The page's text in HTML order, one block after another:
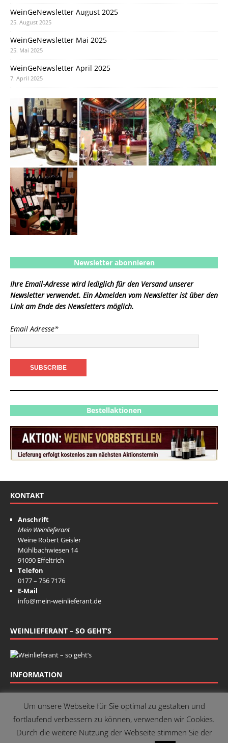
WeinGeNewsletter August 2025
25. August 2025
WeinGeNewsletter Mai 2025
25. Mai 2025
WeinGeNewsletter April 2025
7. April 2025
Newsletter abonnieren
Ihre Email-Adresse wird lediglich für den Versand unserer
Newsletter verwendet. Ein Abmelden vom Newsletter ist über den
Link am Ende des Newsletters möglich.
Email Adresse*
Bestellaktionen
KONTAKT
Anschrift
Mein Weinlieferant
Weine Robert Geisler
Mühlbachwiesen 14
91090 Effeltrich
Telefon
0177 – 756 7176
E-Mail
info@mein-weinlieferant.de
WEINLIEFERANT – SO GEHT’S
INFORMATION
Kontakt
Um unsere Webseite für Sie optimal zu gestalten und
fortlaufend verbessern zu können, verwenden wir Cookies.
Durch die weitere Nutzung der Webseite stimmen Sie der